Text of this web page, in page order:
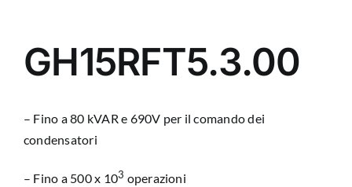
Chi siamo
Contatti
GH15RFT5.3.00
– Fino a 80 kVAR e 690V per il comando dei
condensatori
– Fino a 500 x 103 operazioni